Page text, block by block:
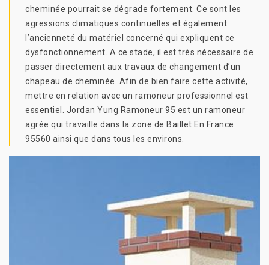
cheminée pourrait se dégrade fortement. Ce sont les
agressions climatiques continuelles et également
l’ancienneté du matériel concerné qui expliquent ce
dysfonctionnement. A ce stade, il est très nécessaire de
passer directement aux travaux de changement d’un
chapeau de cheminée. Afin de bien faire cette activité,
mettre en relation avec un ramoneur professionnel est
essentiel. Jordan Yung Ramoneur 95 est un ramoneur
agrée qui travaille dans la zone de Baillet En France
95560 ainsi que dans tous les environs.